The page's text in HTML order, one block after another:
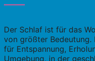
Der Schlaf ist für das
von größter
für Entspannung,
Umgebung, in der